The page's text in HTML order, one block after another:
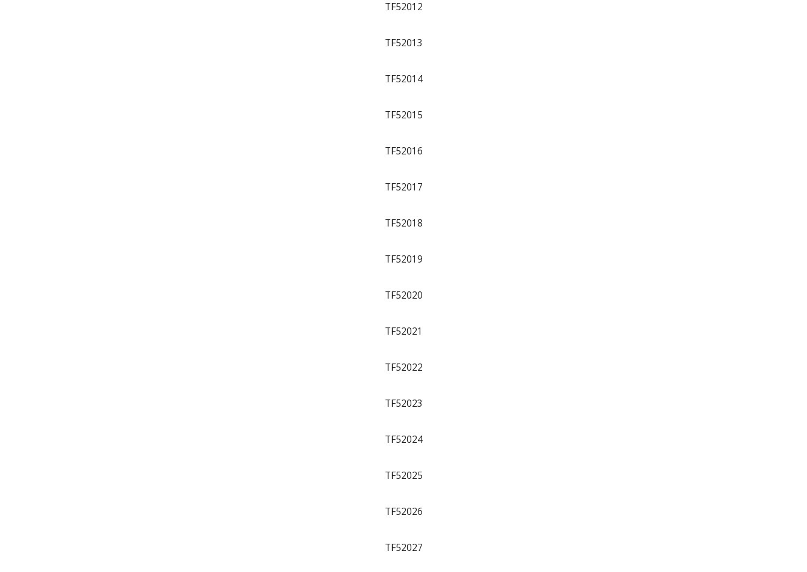
TF52012
TF52013
TF52014
TF52015
TF52016
TF52017
TF52018
TF52019
TF52020
TF52021
TF52022
TF52023
TF52024
TF52025
TF52026
TF52027